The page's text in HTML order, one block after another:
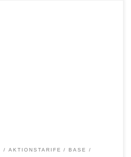
AKTIONSTARIFE
BASE